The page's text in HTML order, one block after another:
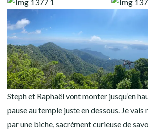
Steph et Raphaël vont monter jusqu’en
pause au temple juste en dessous. Je
par une biche, sacrément curieuse de